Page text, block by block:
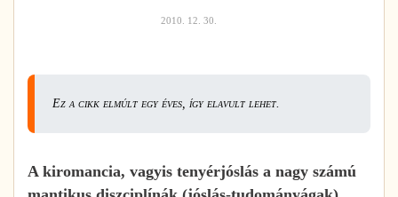
2010. 12. 30.
Ez a cikk elmúlt egy éves, így elavult lehet.
A kiromancia, vagyis tenyérjóslás a nagy számú